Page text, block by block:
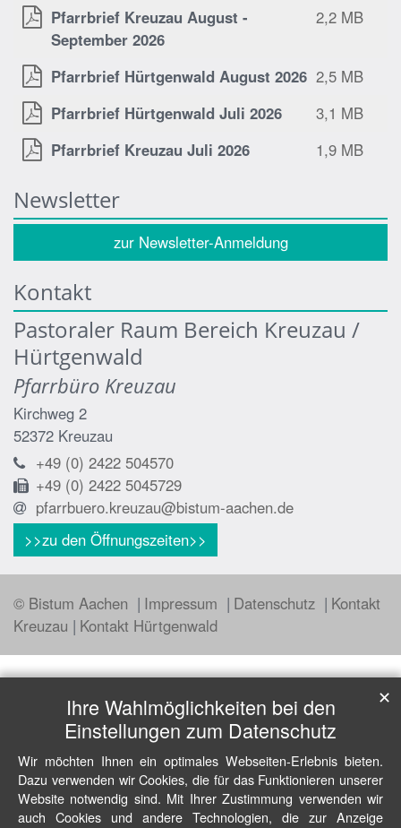
Pfarrbrief Kreuzau August -
September 2026
2,2 MB
Pfarrbrief Hürtgenwald August 2026 2,5 MB
Pfarrbrief Hürtgenwald Juli 2026
3,1 MB
Pfarrbrief Kreuzau Juli 2026
1,9 MB
Newsletter
zur Newsletter-Anmeldung
Kontakt
Pastoraler Raum Bereich Kreuzau /
Hürtgenwald
Pfarrbüro Kreuzau
Kirchweg 2
52372 Kreuzau
+49 (0) 2422 504570
+49 (0) 2422 5045729
pfarrbuero.kreuzau@bistum-aachen.de
>>zu den Öffnungszeiten>>
© Bistum Aachen Impressum Datenschutz
Kontakt
Kreuzau
Kontakt Hürtgenwald
Ihre Wahlmöglichkeiten bei den
Einstellungen zum Datenschutz
Wir möchten Ihnen ein optimales Webseiten-Erlebnis bieten.
Dazu verwenden wir Cookies, die für das Funktionieren unserer
Website notwendig sind. Mit Ihrer Zustimmung verwenden wir
auch Cookies und andere Technologien, die zur Anzeige
✕